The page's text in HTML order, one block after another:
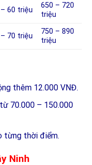
60 triệu
650 – 720
triệu
70 triệu
750 – 890
triệu
thêm 12.000 VNĐ.
70.000 – 150.000
từng thời điểm.
Ninh